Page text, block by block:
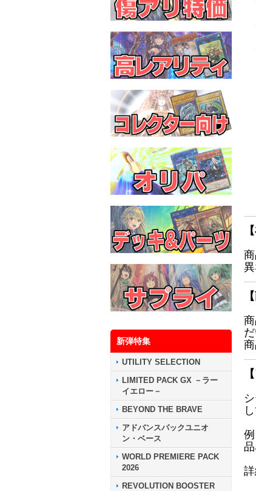
新弾特集
UTILITY SELECTION
LIMITED PACK GX －ラー
イエロー－
BEYOND THE BRAVE
アドバンスパックユニオ
ン・ベース
WORLD PREMIERE PACK
2026
REVOLUTION BOOSTER